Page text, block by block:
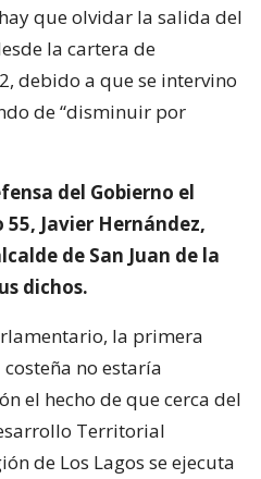
que olvidar la salida del
la cartera de
debido a que se intervino
de “disminuir por
del Gobierno el
Javier Hernández,
de San Juan de la
dichos.
la primera
no estaría
el hecho de que cerca del
Territorial
de Los Lagos se ejecuta